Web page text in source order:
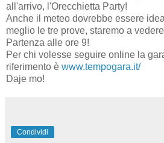
all'arrivo, l'Orecchietta Party!
Anche il meteo dovrebbe essere
meglio le tre prove, staremo a
Partenza alle ore 9!
Per chi volesse seguire online la
riferimento è www.tempogara.it/
Daje mo!
Condividi